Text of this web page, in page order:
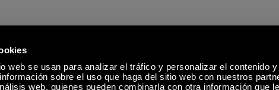
web se usan para analizar el tráfico y personalizar el contenido
sobre el uso que haga del sitio web con nuestros
web, quienes pueden combinarla con otra información que